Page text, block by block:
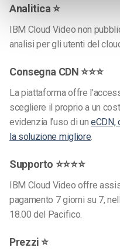
Analitica ⭐
IBM Cloud Video non
analisi per gli utenti del
Consegna CDN ⭐⭐⭐
La piattaforma offre
scegliere il proprio a un
evidenzia l’uso di un eCDN,
la soluzione migliore.
Supporto ⭐⭐⭐⭐
IBM Cloud Video offre
pagamento 7 giorni su 7,
18.00 del Pacifico.
Prezzi ⭐